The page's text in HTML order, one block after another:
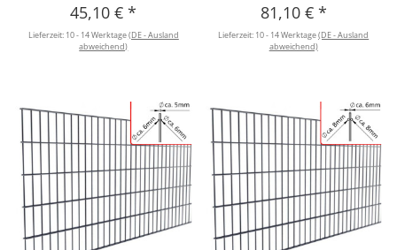
45,10 €*
Lieferzeit: 10 - 14 Werktage(DE - Ausland
abweichend)
81,10 € *
Lieferzeit: 10 - 14 Werktage(DE - Ausland
abweichend)